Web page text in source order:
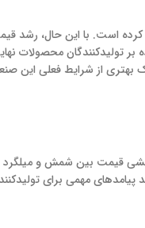
کرده است. با این حال، رشد
تولیدکنندگان محصولات
بهتری از شرایط فعلی این
قیمت بین شمش و
میلگرد تنها در حدود ۷ درصد بوده است. این اختلاف می‌تواند